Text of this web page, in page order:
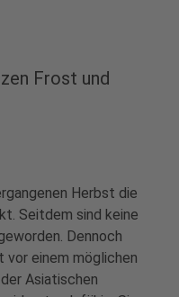
Frost und
Herbst die
Seitdem sind keine
Dennoch
vor einem möglichen
Asiatischen